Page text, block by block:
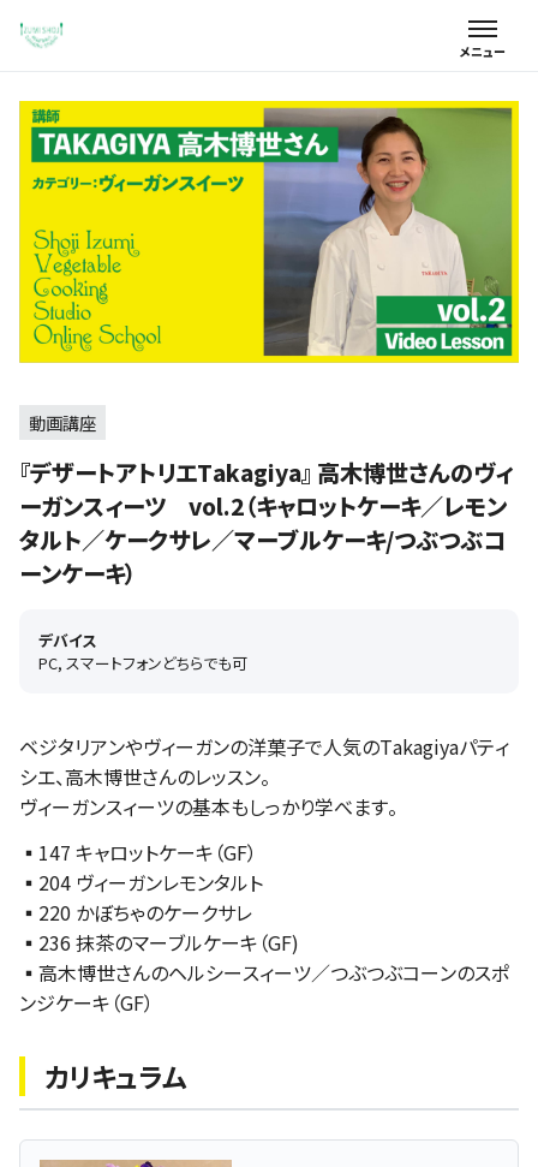
動画講座
『デザートアトリエTakagiya』 高木博世さんのヴィ
ーガンスィーツ vol.2（キャロットケーキ／レモン
タルト／ケークサレ／マーブルケーキ/つぶつぶコ
ーンケーキ）
デバイス
PC, スマートフォンどちらでも可
ベジタリアンやヴィーガンの洋菓子で人気のTakagiyaパティ
シエ、高木博世さんのレッスン。
ヴィーガンスィーツの基本もしっかり学べます。
▪️147 キャロットケーキ（GF）
▪️204 ヴィーガンレモンタルト
▪️220 かぼちゃのケークサレ
▪️236 抹茶のマーブルケーキ（GF)
▪️高木博世さんのヘルシースィーツ／つぶつぶコーンのスポ
ンジケーキ（GF）
カリキュラム